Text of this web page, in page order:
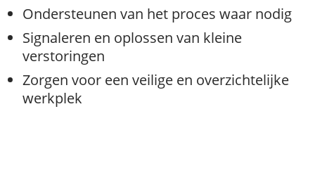
Ondersteunen van het proces waar nodig
Signaleren en oplossen van kleine
verstoringen
Zorgen voor een veilige en overzichtelijke
werkplek